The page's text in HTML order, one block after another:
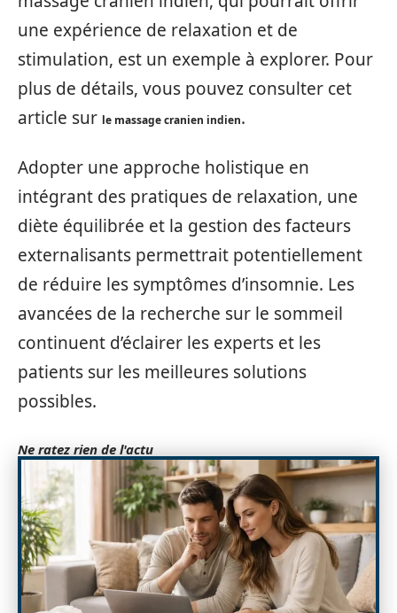
une expérience de relaxation et de
stimulation, est un exemple à explorer. Pour
plus de détails, vous pouvez consulter cet
article sur le massage cranien indien.
Adopter une approche holistique en
intégrant des pratiques de relaxation, une
diète équilibrée et la gestion des facteurs
externalisants permettrait potentiellement
de réduire les symptômes d’insomnie. Les
avancées de la recherche sur le sommeil
continuent d’éclairer les experts et les
patients sur les meilleures solutions
possibles.
Ne ratez rien de l'actu